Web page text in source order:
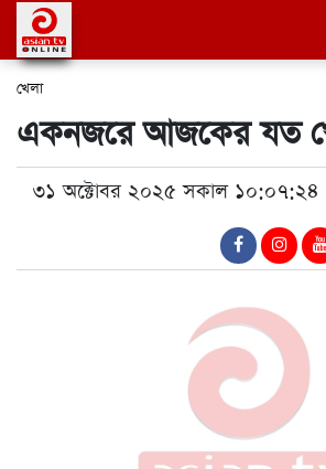
খেলা
একনজরে আজকের যত
৩১ অক্টোবর ২০২৫ সকাল ১০:০৭:২৪